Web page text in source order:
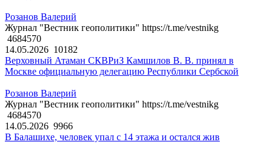
Розанов Валерий
Журнал "Вестник геополитики" https://t.me/vestnikg
4684570
14.05.2026 10182
Верховный Атаман СКВРиЗ Камшилов В. В. принял в
Москве официальную делегацию Республики Сербской
Розанов Валерий
Журнал "Вестник геополитики" https://t.me/vestnikg
4684570
14.05.2026 9966
В Балашихе, человек упал с 14 этажа и остался жив